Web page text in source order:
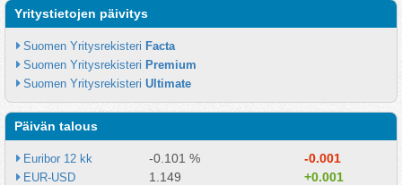
Yritystietojen päivitys
Suomen Yritysrekisteri Facta
Suomen Yritysrekisteri Premium
Suomen Yritysrekisteri Ultimate
Päivän talous
Euribor 12 kk -0.101 % -0.001
EUR-USD 1.149 +0.001